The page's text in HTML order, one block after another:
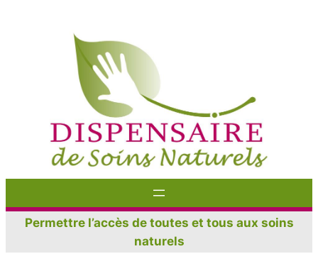
Permettre l’accès de toutes et tous aux soins
naturels